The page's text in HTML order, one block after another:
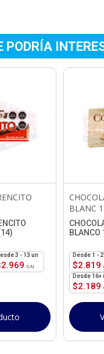
PODRÍA
2.969
3 - 13 un
BLANC
BLANCO
$2.819
1 - 2
$2.189
16+